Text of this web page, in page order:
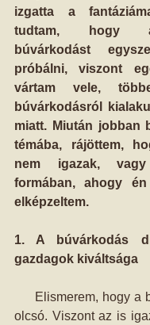
izgatta a
tudtam, hogy
búvárkodást
próbálni, viszont
vártam vele,
búvárkodásról
miatt. Miután jobban
témába, rájöttem,
nem igazak,
formában, ahogy
elképzeltem.
1. A búvárkodás
gazdagok kiváltsága
olcsó. Viszont az is